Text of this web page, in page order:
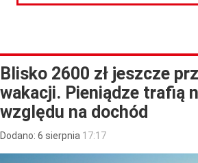
Blisko 2600 zł jeszcze
wakacji. Pieniądze trafią
względu na dochód
Dodano: 6 sierpnia 17:17